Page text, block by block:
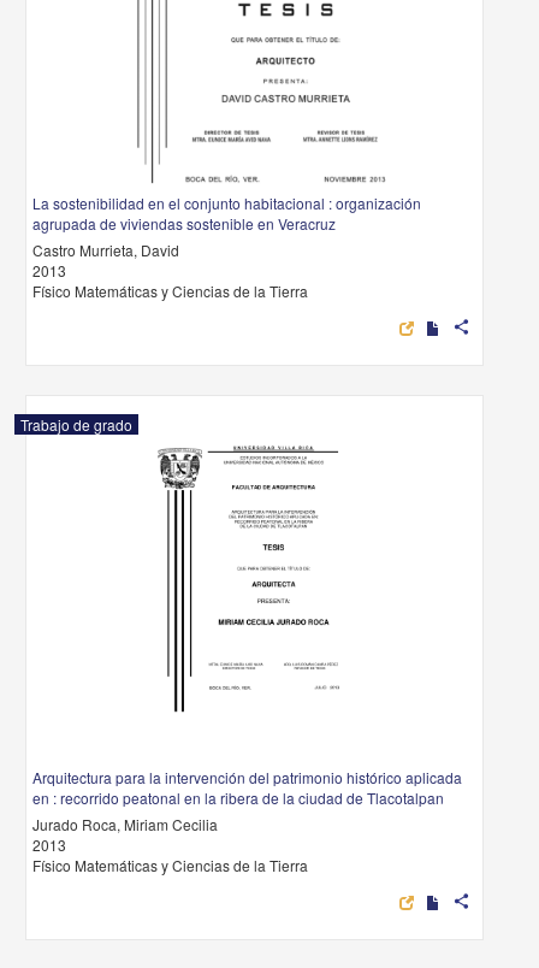
La sostenibilidad en el conjunto habitacional : organización
agrupada de viviendas sostenible en Veracruz
Castro Murrieta, David
2013
Físico Matemáticas y Ciencias de la Tierra
share
Trabajo de grado
Arquitectura para la intervención del patrimonio histórico aplicada
en : recorrido peatonal en la ribera de la ciudad de Tlacotalpan
Jurado Roca, Miriam Cecilia
2013
Físico Matemáticas y Ciencias de la Tierra
share